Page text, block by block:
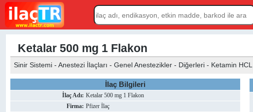
Ketalar 500 mg 1 Flakon
Sinir Sistemi - Anestezi İlaçları - Genel Anestezikler - Diğerleri - Ketamin HCL
İlaç Bilgileri
İlaç Adı: Ketalar 500 mg 1 Flakon
Firma: Pfizer İlaç